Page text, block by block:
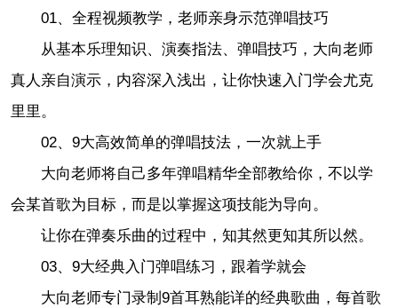
01、全程视频教学，老师亲身示范弹唱技巧
从基本乐理知识、演奏指法、弹唱技巧，大向老师
真人亲自演示，内容深入浅出，让你快速入门学会尤克
里里。
02、9大高效简单的弹唱技法，一次就上手
大向老师将自己多年弹唱精华全部教给你，不以学
会某首歌为目标，而是以掌握这项技能为导向。
让你在弹奏乐曲的过程中，知其然更知其所以然。
03、9大经典入门弹唱练习，跟着学就会
大向老师专门录制9首耳熟能详的经典歌曲，每首歌